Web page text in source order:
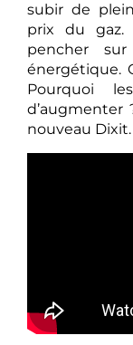
subir de
prix du gaz.
pencher
énergétique.
Pourquoi
nouveau Dixit.